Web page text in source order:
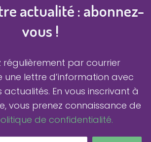
actualité : abonnez-
vous !
régulièrement par courrier
une lettre d’information avec
actualités. En vous inscrivant à
vous prenez connaissance de
de confidentialité.